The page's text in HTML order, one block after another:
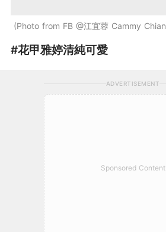
Photo from FB @江宜蓉 Cammy Chian
#花甲雅婷清純可愛
ADVERTISEMENT
Sponsored Content